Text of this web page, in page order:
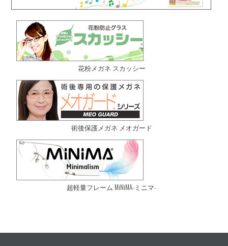
花粉メガネ スカッシー
術後保護メガネ メオガード
超軽量フレーム MiNiMA-ミニマ-